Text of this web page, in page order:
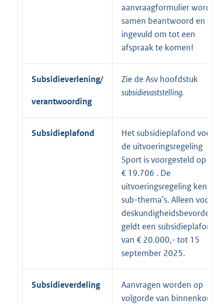
aanvraagformulier worden
samen beantwoord en
ingevuld om tot een
afspraak te komen!
Subsidieverlening/
verantwoording
Zie de Asv hoofdstuk
subsidievaststelling.
Subsidieplafond
Het subsidieplafond voor
de uitvoeringsregeling
Sport is voorgesteld op
€ 19.706 . De
uitvoeringsregeling kent
sub-thema’s. Alleen voor
geldt een subsidieplafond
van € 20.000,- tot 15
september 2025.
Subsidieverdeling
Aanvragen worden op
volgorde van binnenkomst